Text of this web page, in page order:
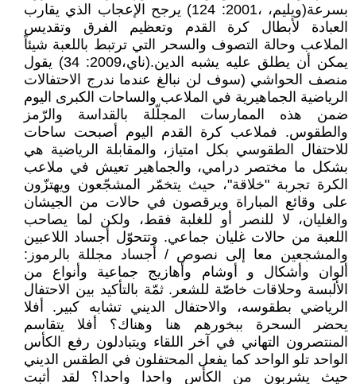
بسرعة(ويليم، ،2001: 124) يرجح الإعجاب الذي يقارب
العبادة لأبطال كرة القدم وتعظيم الفرق وتقديس
الملاعب وحالة التصوف والسحر التي ترتبط باللعبة شيئاً
يمكن أن يطلق عليه يشبه الدين.(ناي،2009: 34) يقول
منصف الحواشي (سوف لن نبالغ عندما ندرج الاحتفالات
الرياضية الجماهيرية في الملاعب والساحات الكبرى اليوم
ضمن هذه الممارسات المجلّلة بالقداسة والرّمز
والطقوس. فملاعب كرة القدم اليوم أصبحت ساحات
للاحتفال الطقوسي بكل امتياز، والمقابلة الرياضية هي
بشكل ما مختصر درامي، والجماهير تعيش في ملاعب
الكرة تجربة "خلاقة"، حيث يتخمّر المشجّعون ويهتزّون
على وقائع المباراة ويرقصون في حالات من الجيشان
والغليان، لا للنصر أو للغلبة فقط، ولكن لما يصاحب
اللعبة من حالات غليان جماعي. وتتحوّل أجساد اللاعبين
والمشجعين معا إلى نصوص / أجساد مجللة بالرموز:
ألوان وأشكال و أوشام وأهازيج جماعية وأنواع من
الألبسة وحلاقات خاصّة للشعر. ثمّة بالتأكيد بين الاحتفال
الرياضي بطقوسه، والاحتفال الديني تشابه كبير. أفلا
يحضر السحرة ببخورهم هنا وهناك؟ أفلا يتقاسم
المنتصرون التهاني في آخر اللقاء ويتبادلون رفع الكأس
الواحد تلو الواحد كما يفعل المحتفلون في الطقس الديني
حيث يشربون من الكأس واحدا واحدا؟ لقد أثبت